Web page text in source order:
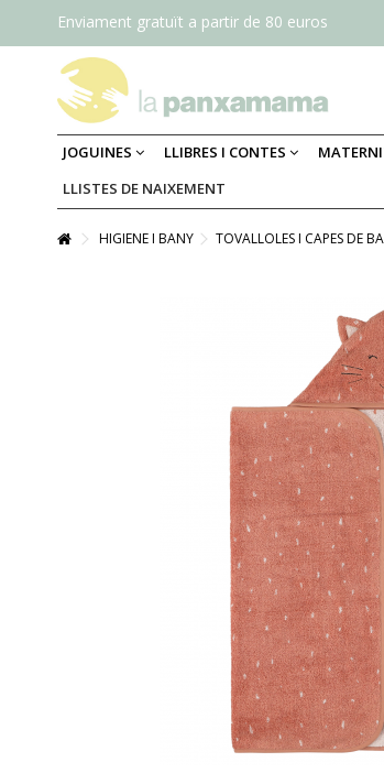
Enviament gratuït a partir de 80 euros
JOGUINES LLIBRES I CONTES
LLISTES DE NAIXEMENT
HIGIENE I BANY TOVALLOLES I CAPES DE